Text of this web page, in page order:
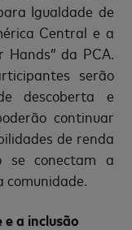
Igualdade de
Central e a
da PCA.
serão
descoberta e
continuar
de renda
se conectam a
comunidade.
a inclusão